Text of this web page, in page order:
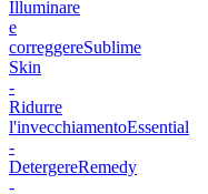
Illuminare
e
correggereSublime
Skin
-
Ridurre
l'invecchiamentoEssential
-
DetergereRemedy
-